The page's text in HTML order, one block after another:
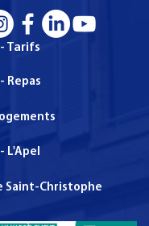
- Tarifs
- Repas
- L'Apel
Saint-Christophe